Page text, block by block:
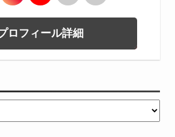
ロフィール詳細